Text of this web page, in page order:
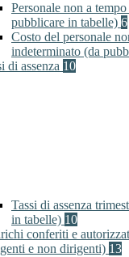
Personale non a
pubblicare in tabelle) 6
Costo del personale
indeterminato (da
di assenza 10
Tassi di assenza
in tabelle) 10
conferiti e
e non dirigenti) 13